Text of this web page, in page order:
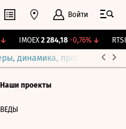
Войти
IMOEX 2 284,18 -0,76%↓ RTSI
динамика, прогнозы
Наши проекты
ВЕДЫ